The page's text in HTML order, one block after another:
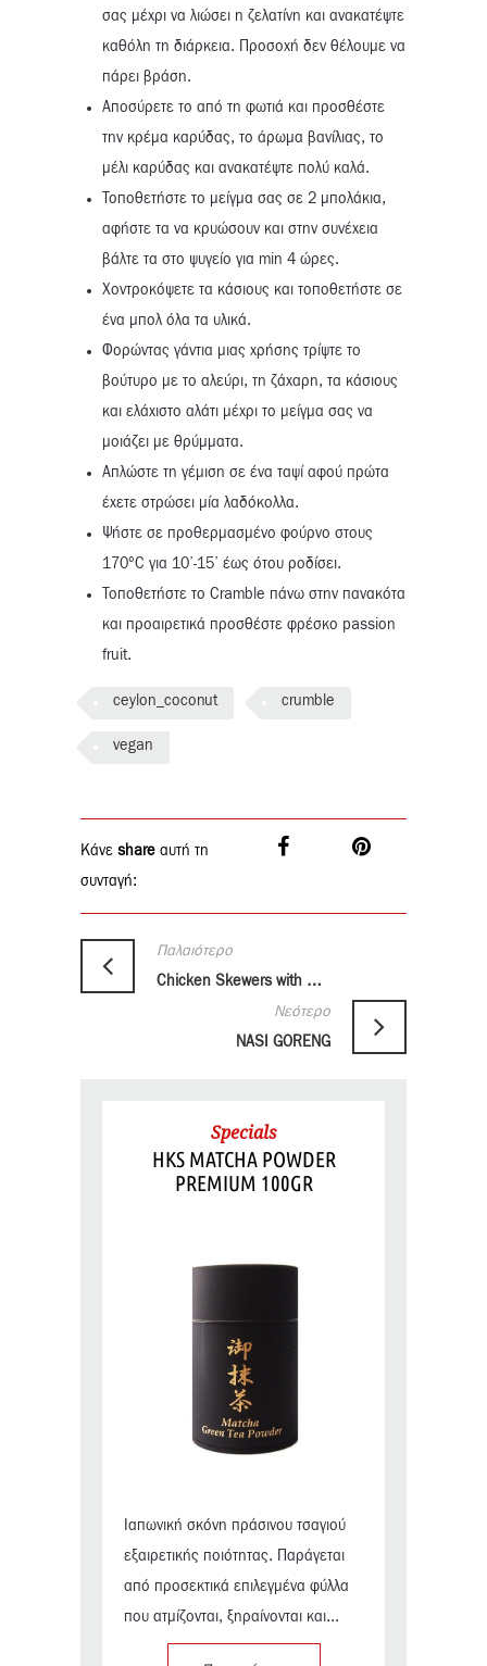
σας μέχρι να λιώσει η ζελατίνη και ανακατέψτε
καθόλη τη διάρκεια. Προσοχή δεν θέλουμε να
πάρει βράση.
Αποσύρετε το από τη φωτιά και προσθέστε
την κρέμα καρύδας, το άρωμα βανίλιας, το
μέλι καρύδας και ανακατέψτε πολύ καλά.
Τοποθετήστε το μείγμα σας σε 2 μπολάκια,
αφήστε τα να κρυώσουν και στην συνέχεια
βάλτε τα στο ψυγείο για min 4 ώρες.
Χοντροκόψετε τα κάσιους και τοποθετήστε σε
ένα μπολ όλα τα υλικά.
Φορώντας γάντια μιας χρήσης τρίψτε το
βούτυρο με το αλεύρι, τη ζάχαρη, τα κάσιους
και ελάχιστο αλάτι μέχρι το μείγμα σας να
μοιάζει με θρύμματα.
Απλώστε τη γέμιση σε ένα ταψί αφού πρώτα
έχετε στρώσει μία λαδόκολλα.
Ψήστε σε προθερμασμένο φούρνο στους
170°C για 10’-15’ έως ότου ροδίσει.
Τοποθετήστε το Cramble πάνω στην πανακότα
και προαιρετικά προσθέστε φρέσκο passion
fruit.
ceylon_coconut crumble
vegan
Κάνε share αυτή τη
συνταγή:
Παλαιότερο
Chicken Skewers with Sesame Citrus Sprinkle
Νεότερο
NASI GORENG
Specials
HKS MATCHA POWDER
PREMIUM 100GR
Ιαπωνική σκόνη πράσινου τσαγιού
εξαιρετικής ποιότητας. Παράγεται
από προσεκτικά επιλεγμένα φύλλα
που ατμίζονται, ξηραίνονται και...